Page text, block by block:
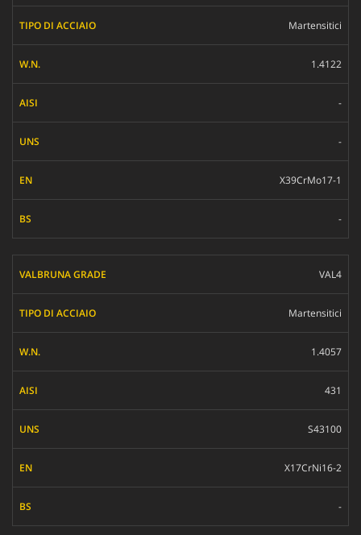
Martensitici
1.4122
-
-
X39CrMo17-1
-
VAL4
Martensitici
1.4057
431
S43100
X17CrNi16-2
-